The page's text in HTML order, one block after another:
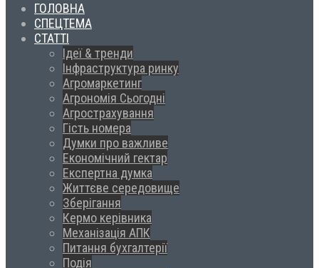
ГОЛОВНА
СПЕЦТЕМА
СТАТТІ
Ідеї & тренди
Інфраструктура ринку
Агромаркетинг
Агрономія Сьогодні
Агрострахування
Гість номера
Думки про важливе
Економічний гектар
Експертна думка
Життєве середовище
Зберігання
Кермо керівника
Механізація АПК
Питання бухгалтерії
Подія